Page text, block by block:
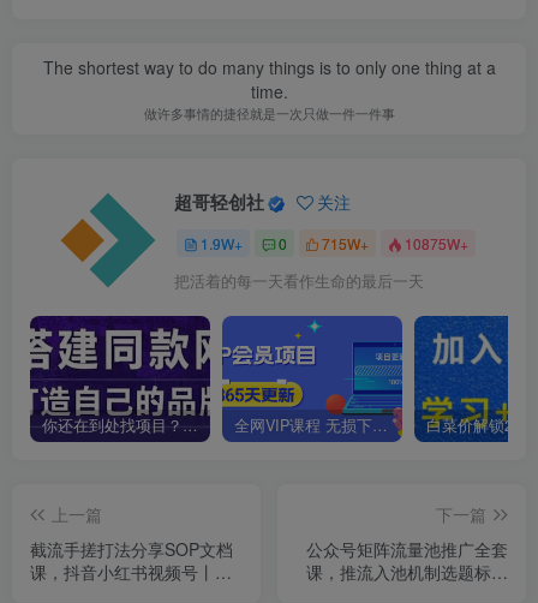
The shortest way to do many things is to only one thing at a
time.
做许多事情的捷径就是一次只做一件一件事
超哥轻创社 关注
1.9W+ 0 715W+ 10875W+
把活着的每一天看作生命的最后一天
你还在到处找项目？还在当韭菜？我靠卖项目一个月收入5万+，曾经我也是个失败者。 全网VIP课程 无损下载~
上一篇
截流手搓打法分享SOP文档
课，抖音小红书视频号丨精
下一篇
公众号矩阵流量池推广全套
课，推流入池机制选题标题